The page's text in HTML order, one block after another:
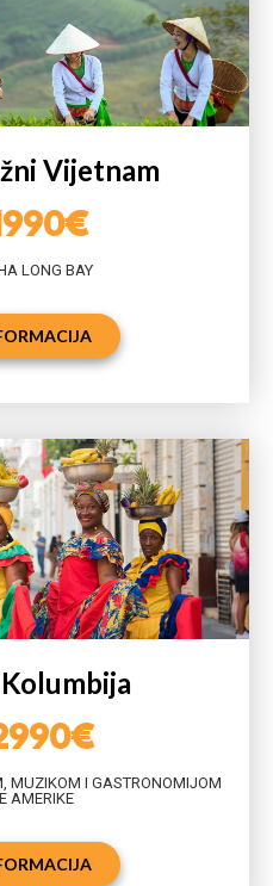
Vijetnam
LONG BAY
MUZIKOM I GASTRONOMIJOM
AMERIKE